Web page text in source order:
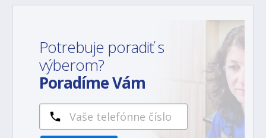
Potrebuje poradiť s
výberom?
Poradíme Vám